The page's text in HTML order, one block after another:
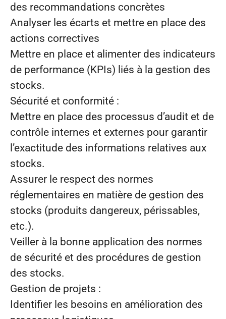
des recommandations concrètes
Analyser les écarts et mettre en place des
actions correctives
Mettre en place et alimenter des indicateurs
de performance (KPIs) liés à la gestion des
stocks.
Sécurité et conformité :
Mettre en place des processus d’audit et de
contrôle internes et externes pour garantir
l’exactitude des informations relatives aux
stocks.
Assurer le respect des normes
réglementaires en matière de gestion des
stocks (produits dangereux, périssables,
etc.).
Veiller à la bonne application des normes
de sécurité et des procédures de gestion
des stocks.
Gestion de projets :
Identifier les besoins en amélioration des